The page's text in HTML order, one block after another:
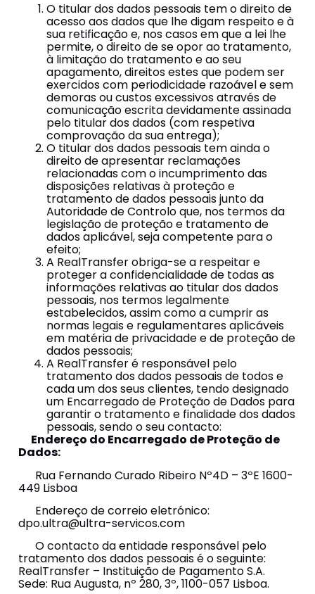
O titular dos dados pessoais tem o direito de
acesso aos dados que lhe digam respeito e à
sua retificação e, nos casos em que a lei lhe
permite, o direito de se opor ao tratamento,
à limitação do tratamento e ao seu
apagamento, direitos estes que podem ser
exercidos com periodicidade razoável e sem
demoras ou custos excessivos através de
comunicação escrita devidamente assinada
pelo titular dos dados (com respetiva
comprovação da sua entrega);
O titular dos dados pessoais tem ainda o
direito de apresentar reclamações
relacionadas com o incumprimento das
disposições relativas à proteção e
tratamento de dados pessoais junto da
Autoridade de Controlo que, nos termos da
legislação de proteção e tratamento de
dados aplicável, seja competente para o
efeito;
A RealTransfer obriga-se a respeitar e
proteger a confidencialidade de todas as
informações relativas ao titular dos dados
pessoais, nos termos legalmente
estabelecidos, assim como a cumprir as
normas legais e regulamentares aplicáveis
em matéria de privacidade e de proteção de
dados pessoais;
A RealTransfer é responsável pelo
tratamento dos dados pessoais de todos e
cada um dos seus clientes, tendo designado
um Encarregado de Proteção de Dados para
garantir o tratamento e finalidade dos dados
pessoais, sendo o seu contacto:
Endereço do Encarregado de Proteção de
Dados:
Rua Fernando Curado Ribeiro Nº4D – 3ºE 1600-
449 Lisboa
Endereço de correio eletrónico:
dpo.ultra@ultra-servicos.com
O contacto da entidade responsável pelo
tratamento dos dados pessoais é o seguinte:
RealTransfer – Instituição de Pagamento S.A.
Sede: Rua Augusta, nº 280, 3º, 1100-057 Lisboa.